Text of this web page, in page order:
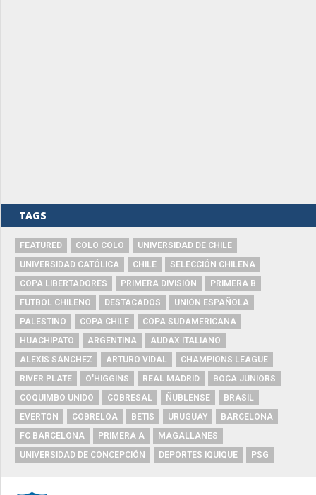
TAGS
FEATURED COLO COLO
UNIVERSIDAD DE CHILE
UNIVERSIDAD CATÓLICA
CHILE
SELECCIÓN CHILENA
COPA LIBERTADORES
PRIMERA DIVISIÓN
PRIMERA B
FUTBOL CHILENO
DESTACADOS
UNIÓN ESPAÑOLA
PALESTINO
COPA CHILE
COPA SUDAMERICANA
HUACHIPATO
ARGENTINA
AUDAX ITALIANO
ALEXIS SÁNCHEZ
ARTURO VIDAL
CHAMPIONS LEAGUE
RIVER PLATE
O'HIGGINS REAL MADRID
BOCA JUNIORS
COQUIMBO UNIDO
COBRESAL ÑUBLENSE
BRASIL
EVERTON
COBRELOA BETIS URUGUAY
BARCELONA
FC BARCELONA
PRIMERA A
MAGALLANES
UNIVERSIDAD DE CONCEPCIÓN
DEPORTES IQUIQUE PSG